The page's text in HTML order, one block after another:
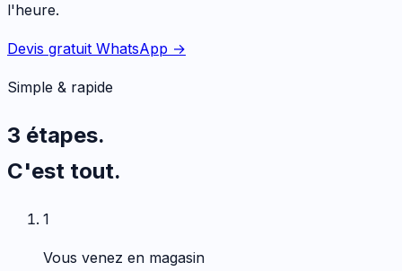
l'heure.
Devis gratuit WhatsApp →
Simple & rapide
3 étapes.
C'est tout.
1
Vous venez en magasin